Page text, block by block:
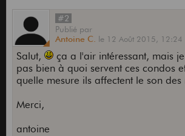
#2
Publié par
Antoine C. le 12 Août 2015, 12:24
Salut,
ça a l'air intéressant, mais
pas bien à quoi servent ces condos
quelle mesure ils affectent le son des
Merci,
antoine